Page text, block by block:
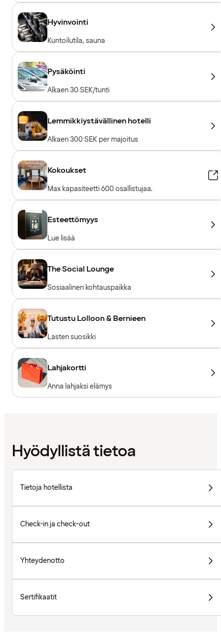
Hyvinvointi
Kuntoilutila, sauna
Pysäköinti
Alkaen 30 SEK/tunti
Lemmikkiystävällinen hotelli
Alkaen 300 SEK per majoitus
Kokoukset
Max kapasiteetti 600 osallistujaa.
Esteettömyys
Lue lisää
The Social Lounge
Sosiaalinen kohtauspaikka
Tutustu Lolloon & Bernieen
Lasten suosikki
Lahjakortti
Anna lahjaksi elämys
Hyödyllistä tietoa
Tietoja hotellista
Check-in ja check-out
Yhteydenotto
Sertifikaatit